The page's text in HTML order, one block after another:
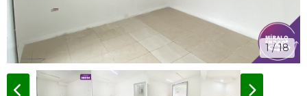
1 / 18